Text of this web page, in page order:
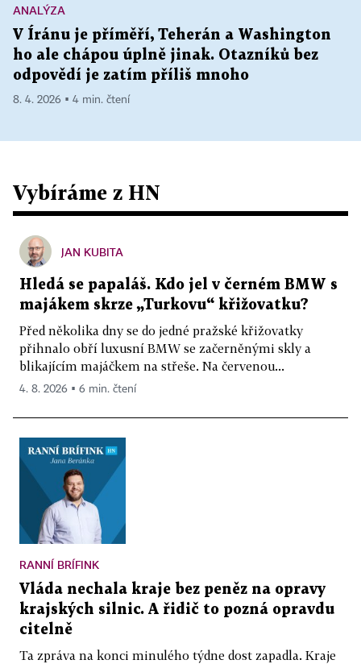
ANALÝZA
V Íránu je příměří, Teherán a Washington
ho ale chápou úplně jinak. Otazníků bez
odpovědí je zatím příliš mnoho
8. 4. 2026 ▪ 4 min. čtení
Vybíráme z HN
JAN KUBITA
Hledá se papaláš. Kdo jel v černém BMW s
majákem skrze „Turkovu“ křižovatku?
Před několika dny se do jedné pražské křižovatky
přihnalo obří luxusní BMW se začerněnými skly a
blikajícím majáčkem na střeše. Na červenou...
4. 8. 2026 ▪ 6 min. čtení
RANNÍ BRÍFINK
Vláda nechala kraje bez peněz na opravy
krajských silnic. A řidič to pozná opravdu
citelně
Ta zpráva na konci minulého týdne dost zapadla. Kraje